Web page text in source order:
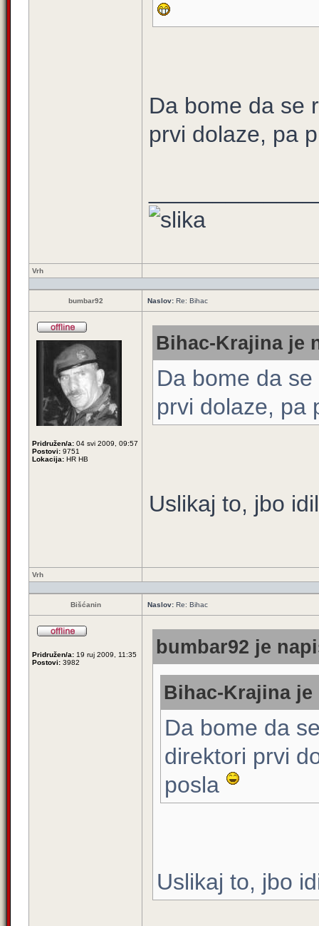
Da bome da se
prvi dolaze, pa
Vrh
bumbar92 Naslov: Re: Bihac
Pridružen/a: 04 svi 2009, 09:57
Postovi: 9751
Lokacija: HR HB
Bihac-Krajina je
Da bome da
prvi dolaze, pa
Uslikaj to, jbo
Vrh
Bišćanin Naslov: Re: Bihac
Pridružen/a: 19 ruj 2009, 11:35
Postovi: 3982
bumbar92 je
Bihac-Krajina
Da bome da
direktori prvi
posla
Uslikaj to, jbo